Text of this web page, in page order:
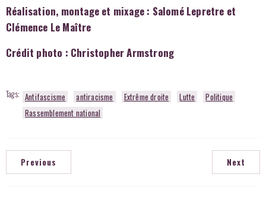
Réalisation, montage et mixage : Salomé Lepretre et
Clémence Le Maître
Crédit photo : Christopher Armstrong
Tags: Antifascisme antiracisme Extrême droite Lutte
Politique
Rassemblement national
Previous Next